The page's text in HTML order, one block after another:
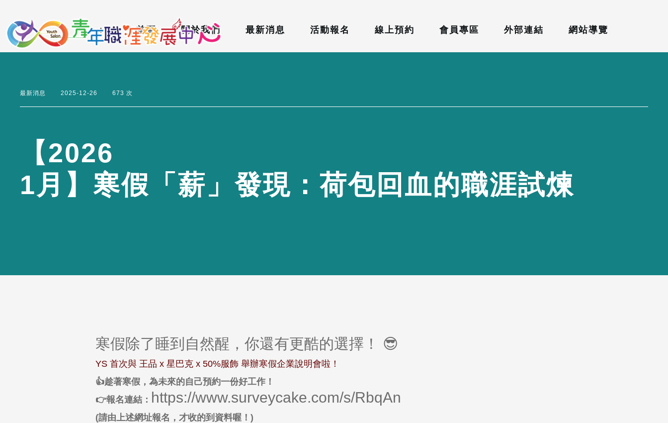
要
內
::: 首頁 關於我們 最新消息 活動報名 線上預約 會員專區 外部連結 網站導覽
最新消息 2025-12-26 673 次
【2026
1 月 】 寒假 「 薪 」發現 ： 荷包 回 血的職涯試煉
寒假除了睡到自然醒，你還有更酷的選擇！ 😎
YS 首次與 王品 x 星巴克 x 50%服飾 舉辦寒假企業說明會啦！
👍趁著寒假，為未來的自己預約一份好工作！
👉報名連結： https://www.surveycake.com/s/RbqAn
(請由上述網址報名，才收的到資料喔！)